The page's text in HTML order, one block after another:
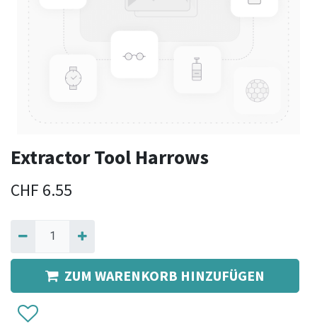
Extractor Tool Harrows
CHF 6.55
ZUM WARENKORB HINZUFÜGEN